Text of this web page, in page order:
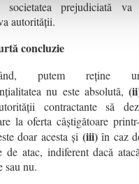
societatea prejudiciată
autorității.
concluzie
putem reține
nu este absolută,
contractante să
la oferta câștigătoare
doar acesta și (iii) în caz
de atac, indiferent dacă
sau nu.